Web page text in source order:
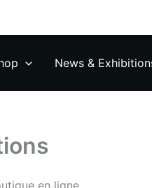
News &
en ligne